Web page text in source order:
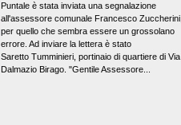
Puntale è stata inviata una segnalazione
all'assessore comunale Francesco Zuccherini,
per quello che sembra essere un grossolano
errore. Ad inviare la lettera è stato
Saretto Tumminieri, portinaio di quartiere di Via
Dalmazio Birago. "Gentile Assessore...